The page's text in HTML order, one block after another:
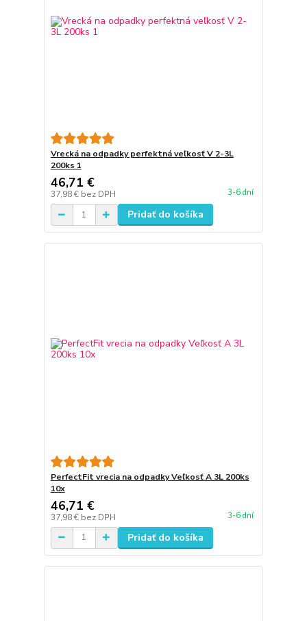
Vrecká na odpadky perfektná veľkosť V 2-3L
200ks 1
46,71 €
37,98 € bez DPH 3-6 dní
Pridať do košíka
PerfectFit vrecia na odpadky Veľkosť A 3L 200ks
10x
46,71 €
37,98 € bez DPH 3-6 dní
Pridať do košíka